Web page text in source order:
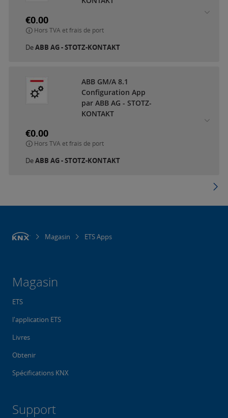
€0.00
Hors TVA et frais de port
DeABB AG - STOTZ-KONTAKT
ABB GM/A 8.1
Configuration App
par ABB AG - STOTZ-
KONTAKT
€0.00
Hors TVA et frais de port
DeABB AG - STOTZ-KONTAKT
Magasin ETS Apps
Magasin
ETS
l'application ETS
Livres
Obtenir
Spécifications KNX
Support